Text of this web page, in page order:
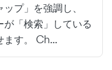
プ」を強調し、
が「検索」している
ます。 Ch...